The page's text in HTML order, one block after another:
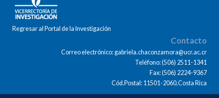
Regresar al Portal de la Investigación
Contacto
Correo electrónico: gabriela.chaconzamora@ucr.ac.cr
Teléfono: (506) 2511-1341
Fax: (506) 2224-9367
Cód.Postal: 11501-2060,Costa Rica